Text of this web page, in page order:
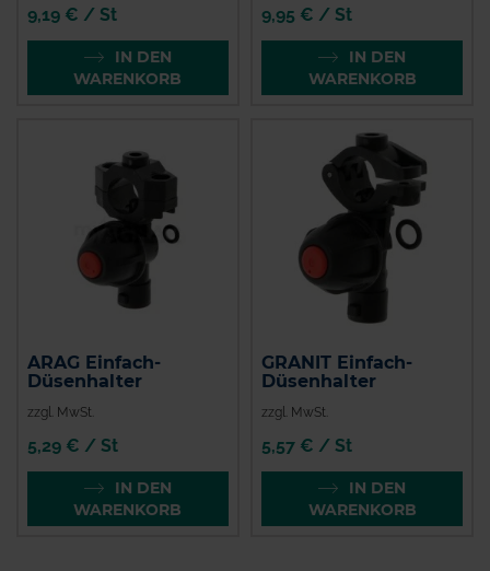
9,19 € / St
IN DEN
WARENKORB
9,95 € / St
IN DEN
WARENKORB
ARAG Einfach-
Düsenhalter
zzgl. MwSt.
5,29 € / St
IN DEN
WARENKORB
GRANIT Einfach-
Düsenhalter
zzgl. MwSt.
5,57 € / St
IN DEN
WARENKORB